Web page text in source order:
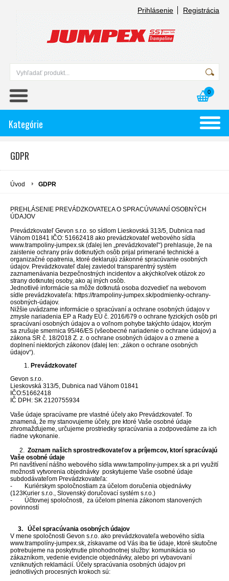
Prihlásenie Registrácia
0
Kategórie
GDPR
Úvod GDPR
PREHLÁSENIE PREVÁDZKOVATEĽA O SPRACÚVAVANÍ OSOBNÝCH
ÚDAJOV
Prevádzkovateľ Gevon s.r.o. so sídlom Lieskovská 313/5, Dubnica nad
Váhom 01841 IČO: 51662418 ako prevádzkovateľ webového sídla
www.trampoliny-jumpex.sk (ďalej len „prevádzkovateľ“) prehlasuje, že na
zaistenie ochrany práv dotknutých osôb prijal primerané technické a
organizačné opatrenia, ktoré deklarujú zákonné spracúvanie osobných
údajov. Prevádzkovateľ ďalej zaviedol transparentný systém
zaznamenávania bezpečnostných incidentov a akýchkoľvek otázok zo
strany dotknutej osoby, ako aj iných osôb.
Jednotlivé informácie sa môže dotknutá osoba dozvedieť na webovom
sídle prevádzkovateľa: https://trampoliny-jumpex.sk/podmienky-ochrany-
osobných-údajov.
Nižšie uvádzame informácie o spracúvaní a ochrane osobných údajov v
zmysle nariadenia EP a Rady EÚ č. 2016/679 o ochrane fyzických osôb pri
spracúvaní osobných údajov a o voľnom pohybe takýchto údajov, ktorým
sa zrušuje smernica 95/46/ES (všeobecné nariadenie o ochrane údajov) a
zákona SR č. 18/2018 Z. z. o ochrane osobných údajov a o zmene a
doplnení niektorých zákonov (ďalej len: „zákon o ochrane osobných
údajov“).
Prevádzkovateľ
Gevon s.r.o.
Lieskovská 313/5, Dubnica nad Váhom 01841
IČO:51662418
IČ DPH: SK 2120755934
Vaše údaje spracúvame pre vlastné účely ako Prevádzkovateľ. To
znamená, že my stanovujeme účely, pre ktoré Vaše osobné údaje
zhromažďujeme, určujeme prostriedky spracúvania a zodpovedáme za ich
riadne vykonanie.
2. Zoznam našich sprostredkovateľov a príjemcov, ktorí spracúvajú
Vaše osobné údaje
Pri navštívení nášho webového sídla www.tampoliny-jumpex.sk a pri využití
možnosti vytvorenia objednávky poskytujeme Vaše osobné údaje
subdodávateľom Prevádzkovateľa:
- Kuriérskym spoločnostiam za účelom doručenia objednávky
(123Kurier s.r.o., Slovenský doručovací systém s.r.o.)
- Účtovnej spoločnosti, za účelom plnenia zákonom stanovených
povinností
3. Účel spracúvania osobných údajov
V mene spoločnosti Gevon s.r.o. ako prevádzkovateľa webového sídla
www.trampolíny-jumpex.sk, získavame od Vás iba tie údaje, ktoré skutočne
potrebujeme na poskytnutie plnohodnotnej služby: komunikácia so
zákazníkom, vedenie evidencie objednávky, alebo pri vybavovaní
vzniknutých reklamácií. Účely spracúvania osobných údajov pri
jednotlivých procesných krokoch sú: